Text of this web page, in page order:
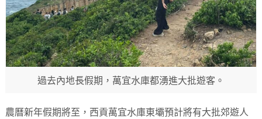
過去內地長假期，萬宜水庫都湧進大批遊客。
農曆新年假期將至，西貢萬宜水庫東壩預計將有大批郊遊人